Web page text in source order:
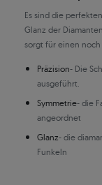
Es sind die
Glanz der
sorgt für einen
Präzision- Die
ausgeführt.
Symmetrie- die
angeordnet
Glanz- die
Funkeln